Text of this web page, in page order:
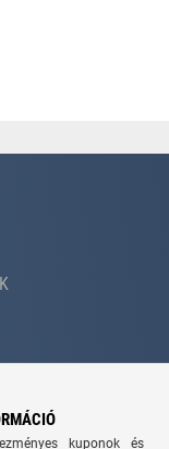
kuponok és